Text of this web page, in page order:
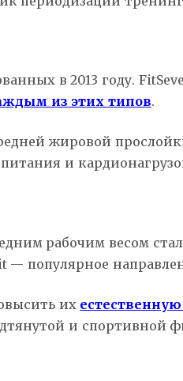
в 2013 году.
из этих типов.
жировой
и
рабочим весом
— популярное
их
и спортивной